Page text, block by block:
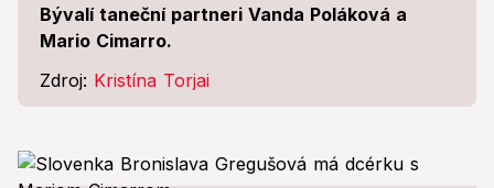
Bývalí taneční partneri Vanda Poláková a
Mario Cimarro.
Zdroj: Kristína Torjai